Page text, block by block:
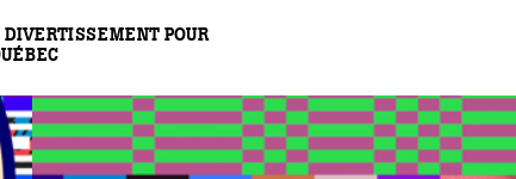
POUR